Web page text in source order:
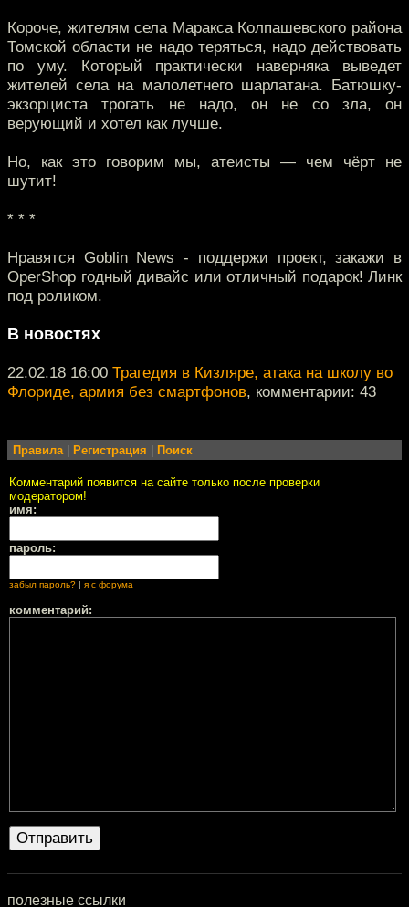
Короче, жителям села Маракса Колпашевского района
Томской области не надо теряться, надо действовать
по уму. Который практически наверняка выведет
жителей села на малолетнего шарлатана. Батюшку-
экзорциста трогать не надо, он не со зла, он
верующий и хотел как лучше.
Но, как это говорим мы, атеисты — чем чёрт не
шутит!
* * *
Нравятся Goblin News - поддержи проект, закажи в
OperShop годный дивайс или отличный подарок! Линк
под роликом.
В новостях
22.02.18 16:00 Трагедия в Кизляре, атака на школу во
Флориде, армия без смартфонов, комментарии: 43
Правила| Регистрация Поиск
Комментарий появится на сайте только после проверки
модератором!
имя:
пароль:
забыл пароль? | я с форума
комментарий:
полезные ссылки